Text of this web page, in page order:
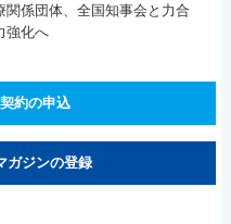
係団体、全国知事会と力合
強化へ
約の申込
ガジンの登録